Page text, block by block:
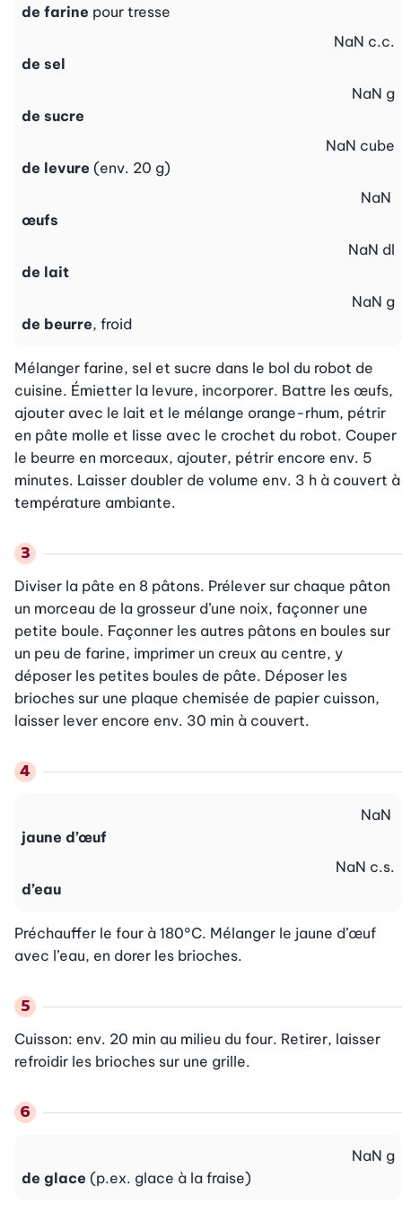
de farine pour tresse
de sel
NaN c.c.
de sucre
NaN g
de levure (env. 20 g)
NaN cube
œufs
NaN
de lait
NaN dl
de beurre, froid
NaN g
Mélanger farine, sel et sucre dans le bol du robot de
cuisine. Émietter la levure, incorporer. Battre les œufs,
ajouter avec le lait et le mélange orange-rhum, pétrir
en pâte molle et lisse avec le crochet du robot. Couper
le beurre en morceaux, ajouter, pétrir encore env. 5
minutes. Laisser doubler de volume env. 3 h à couvert à
température ambiante.
Diviser la pâte en 8 pâtons. Prélever sur chaque pâton
un morceau de la grosseur d’une noix, façonner une
petite boule. Façonner les autres pâtons en boules sur
un peu de farine, imprimer un creux au centre, y
déposer les petites boules de pâte. Déposer les
brioches sur une plaque chemisée de papier cuisson,
laisser lever encore env. 30 min à couvert.
jaune d’œuf
NaN
d’eau
NaN c.s.
Préchauffer le four à 180°C. Mélanger le jaune d’œuf
avec l’eau, en dorer les brioches.
Cuisson: env. 20 min au milieu du four. Retirer, laisser
refroidir les brioches sur une grille.
de glace (p.ex. glace à la fraise)
NaN g